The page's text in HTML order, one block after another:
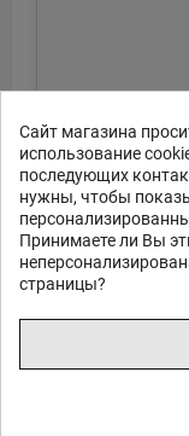
Сайт магазина
использование
последующих
нужны, чтобы
Принимаете ли Вы
страницы?